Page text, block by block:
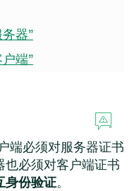
器”
端”
端必须对服务器证书
必须对客户端证书
身份验证。